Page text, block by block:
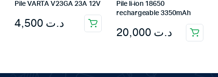
Pile VARTA V23GA 23A 12V
د.ت
Pile li-ion 18650
rechargeable 3350mAh
د.ت